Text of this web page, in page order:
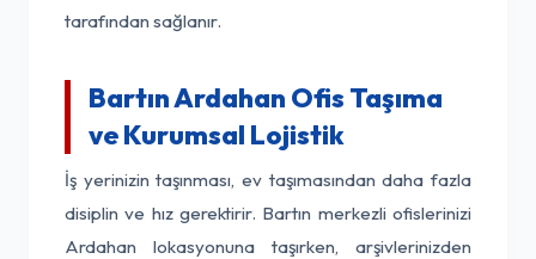
tarafından sağlanır.
Bartın Ardahan Ofis Taşıma
ve Kurumsal Lojistik
İş yerinizin taşınması, ev taşımasından daha fazla
disiplin ve hız gerektirir. Bartın merkezli ofislerinizi
Ardahan lokasyonuna taşırken, arşivlerinizden